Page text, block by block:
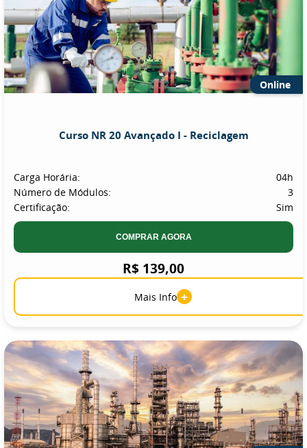
Online
Curso NR 20 Avançado I - Reciclagem
Carga Horária:
04h
Número de Módulos:
3
Certificação:
Sim
COMPRAR AGORA
R$ 139,00
Mais Info +